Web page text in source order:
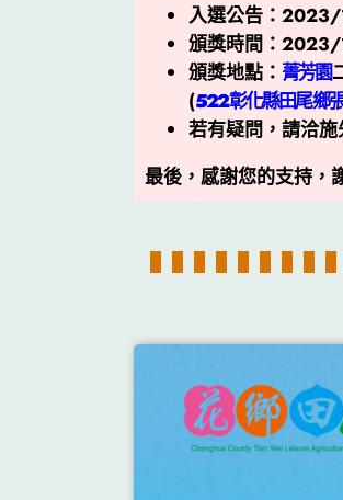
入選公告：2023/
頒獎時間：
頒獎地點： 菁芳園
(522彰化縣田尾鄉
若有疑問，請洽施
最後，感謝您的支持，